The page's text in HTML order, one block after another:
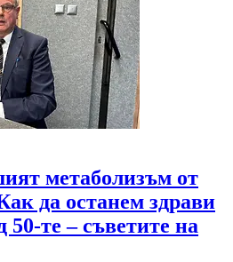
метаболизъм от
да останем здрави
50-те – съветите на